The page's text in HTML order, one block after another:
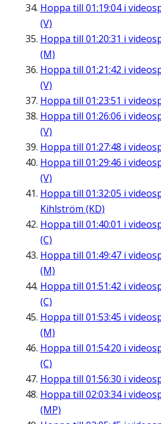
Hoppa till 01:19:04i
(V)
Hoppa till 01:20:31 i
(M)
Hoppa till 01:21:42 i
(V)
Hoppa till 01:23:51 i
Hoppa till 01:26:06 i
(V)
Hoppa till 01:27:48 i
Hoppa till 01:29:46 i
(V)
Hoppa till 01:32:05 i
Kihlström (KD)
Hoppa till 01:40:01 i
(C)
Hoppa till 01:49:47 i
(M)
Hoppa till 01:51:42 i
(C)
Hoppa till 01:53:45 i
(M)
Hoppa till 01:54:20 i
(C)
Hoppa till 01:56:30 i
Hoppa till 02:03:34i
(MP)